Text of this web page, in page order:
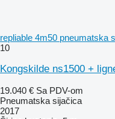
repliable 4m50 pneumatska
10
Kongskilde ns1500 +
19.040 € Sa PDV-om
Pneumatska sijačica
2017